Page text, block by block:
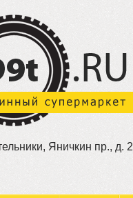
Яничкин пр., д. 2